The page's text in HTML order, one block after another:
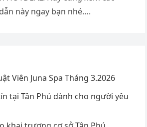
này ngay bạn nhé….
Viên Juna Spa Tháng 3.2026
tại Tân Phú dành cho người yêu